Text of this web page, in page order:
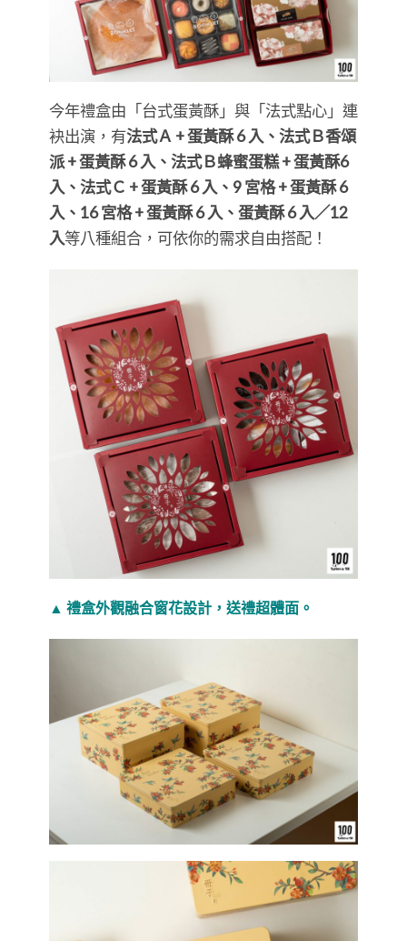
今年禮盒由「台式蛋黃酥」與「法式點心」連
袂出演，有法式Ａ + 蛋黃酥 6 入、法式Ｂ香頌
派 + 蛋黃酥 6 入、法式Ｂ蜂蜜蛋糕 + 蛋黃酥6
入、法式Ｃ + 蛋黃酥 6 入、9 宮格 + 蛋黃酥 6
入、16 宮格 + 蛋黃酥 6 入、蛋黃酥 6 入／12
入等八種組合，可依你的需求自由搭配！
▲ 禮盒外觀融合窗花設計，送禮超體面。